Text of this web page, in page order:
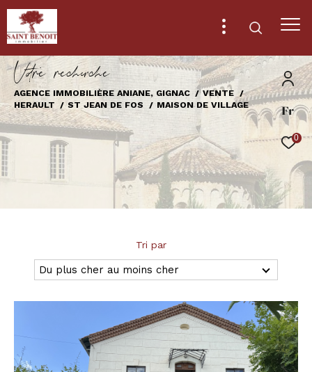
Fr
0
Vore recece
AGENCE IMMOBILIÈRE ANIANE, GIGNAC
VENTE
HERAULT
ST JEAN DE FOS MAISON DE VILLAGE
Tri par
Du plus cher au moins cher
Effectuer une recherche
et trouver le bien qui correspond à vos
critères
Vente
bien
Budget